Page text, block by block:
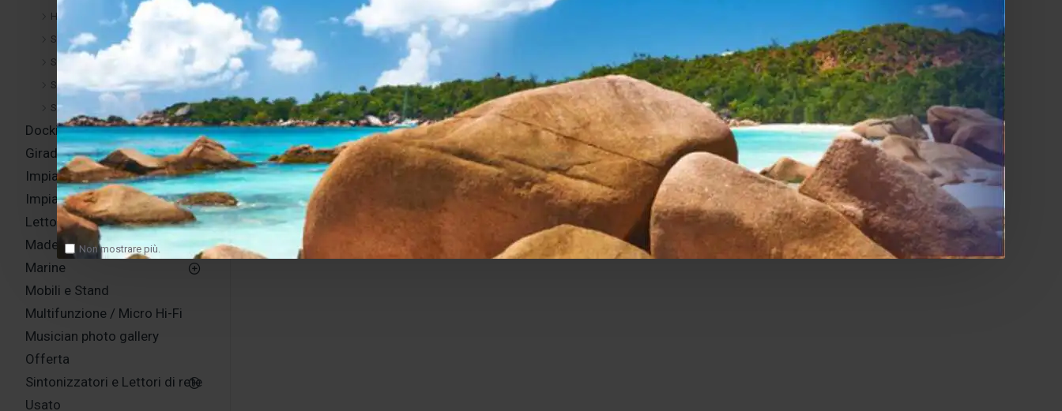
Non mostrare più.
Home theater
Soundbar
Subwoofer
Subwoofer > Da incasso
Subwoofer > Outdoor
Docking station i-pod
Giradischi e accessori
Impianti consigliati
Impianti consigliati sino a 2,500,00 euro
Lettori CD e DVD Player
Made in Italy
Marine
Mobili e Stand
Multifunzione / Micro Hi-Fi
Musician photo gallery
Offerta
Sintonizzatori e Lettori di rete
Usato